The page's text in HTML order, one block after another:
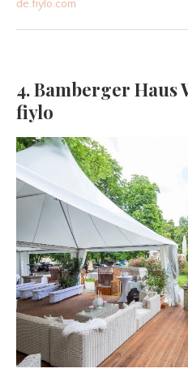
de.fiylo.com
4. Bamberger Haus
fiylo